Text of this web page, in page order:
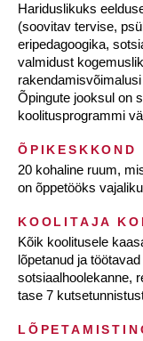
Hariduslikuks
(soovitav tervise,
eripedagoogika,
valmidust
Õpingute jooksul on
koolitusprogrammi
ÕPIKESKKOND
20 kohaline ruum,
on õppetööks
KOOLITAJA
Kõik koolitusele
lõpetanud ja
sotsiaalhoolekanne,
tase 7